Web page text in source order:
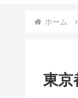
ホーム
東京